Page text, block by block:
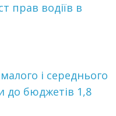
прав водіїв в
і середнього
до бюджетів 1,8